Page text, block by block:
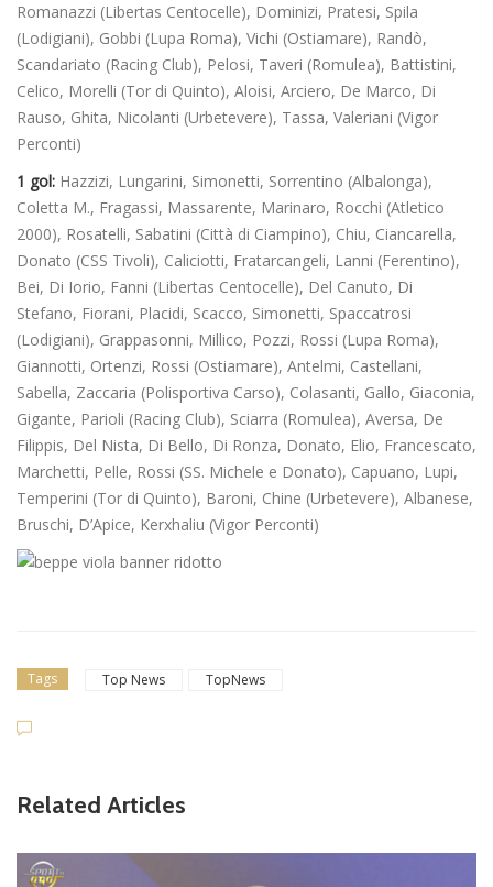
Romanazzi (Libertas Centocelle), Dominizi, Pratesi, Spila
(Lodigiani), Gobbi (Lupa Roma), Vichi (Ostiamare), Randò,
Scandariato (Racing Club), Pelosi, Taveri (Romulea), Battistini,
Celico, Morelli (Tor di Quinto), Aloisi, Arciero, De Marco, Di
Rauso, Ghita, Nicolanti (Urbetevere), Tassa, Valeriani (Vigor
Perconti)
1 gol: Hazzizi, Lungarini, Simonetti, Sorrentino (Albalonga),
Coletta M., Fragassi, Massarente, Marinaro, Rocchi (Atletico
2000), Rosatelli, Sabatini (Città di Ciampino), Chiu, Ciancarella,
Donato (CSS Tivoli), Caliciotti, Fratarcangeli, Lanni (Ferentino),
Bei, Di Iorio, Fanni (Libertas Centocelle), Del Canuto, Di
Stefano, Fiorani, Placidi, Scacco, Simonetti, Spaccatrosi
(Lodigiani), Grappasonni, Millico, Pozzi, Rossi (Lupa Roma),
Giannotti, Ortenzi, Rossi (Ostiamare), Antelmi, Castellani,
Sabella, Zaccaria (Polisportiva Carso), Colasanti, Gallo, Giaconia,
Gigante, Parioli (Racing Club), Sciarra (Romulea), Aversa, De
Filippis, Del Nista, Di Bello, Di Ronza, Donato, Elio, Francescato,
Marchetti, Pelle, Rossi (SS. Michele e Donato), Capuano, Lupi,
Temperini (Tor di Quinto), Baroni, Chine (Urbetevere), Albanese,
Bruschi, D’Apice, Kerxhaliu (Vigor Perconti)
Tags Top News TopNews
Related Articles